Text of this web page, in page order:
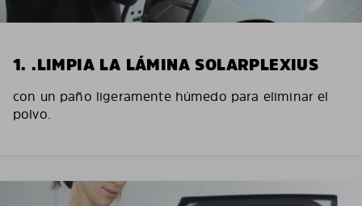
1. .LIMPIA LA LÁMINA SOLARPLEXIUS
con un paño ligeramente húmedo para eliminar el
polvo.